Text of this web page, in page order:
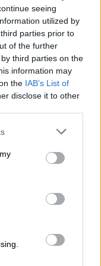
seeing
utilized by
parties prior to
of the further
third parties on the
information may
the IAB’s List of
disclose it to other
Isabel
inminente
el artículo 3
(LAU). Se
2024
política de
una
la ley de
por el
30 de octubre.
recientemente
de los